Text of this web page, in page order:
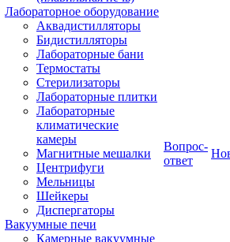
Лабораторное оборудование
Аквадистилляторы
Бидистилляторы
Лабораторные бани
Термостаты
Стерилизаторы
Лабораторные плитки
Лабораторные
климатические
камеры
Магнитные мешалки
Центрифуги
Мельницы
Шейкеры
Диспергаторы
Вакуумные печи
Камерные вакуумные
Вопрос-
ответ